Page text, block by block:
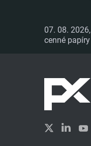
07. 08. 2026,
cenné papíry